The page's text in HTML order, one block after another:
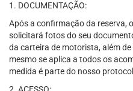
1. DOCUMENTAÇÃO:
Após a confirmação da reserva,
solicitará fotos do seu
da carteira de motorista, além
mesmo se aplica a todos os
medida é parte do nosso